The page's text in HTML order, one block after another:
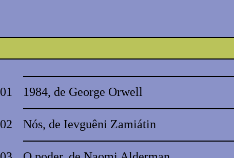
01 1984, de George Orwell
02 Nós, de Ievguêni Zamiátin